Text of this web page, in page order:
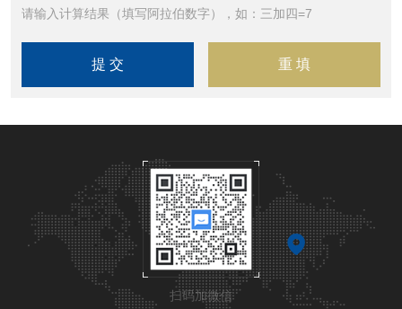
请输入计算结果（填写阿拉伯数字），如：三加四=7
扫码加微信